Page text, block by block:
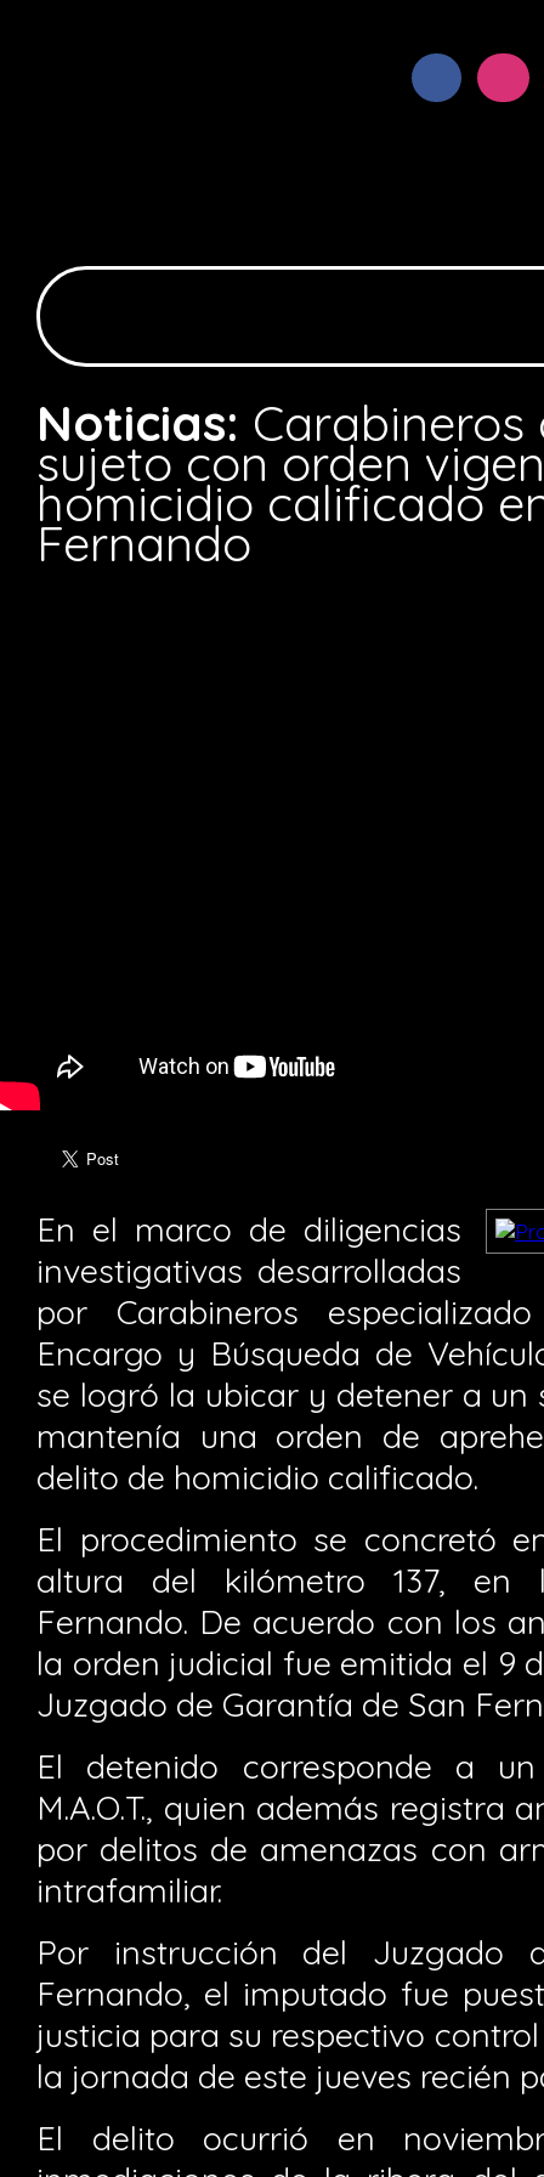
Noticias: Carabineros
sujeto con orden
homicidio calificado
Fernando
En el marco de diligencias
investigativas desarrolladas
por Carabineros
Encargo y Búsqueda de
se logró la ubicar y detener a un
mantenía una orden de
delito de homicidio calificado.
El procedimiento se concretó
altura del kilómetro 137,
Fernando. De acuerdo con los
la orden judicial fue emitida el 9
Juzgado de Garantía de San
El detenido corresponde a
M.A.O.T., quien además registra
por delitos de amenazas con
intrafamiliar.
Por instrucción del Juzgado
Fernando, el imputado fue
justicia para su respectivo
la jornada de este jueves recién
El delito ocurrió en